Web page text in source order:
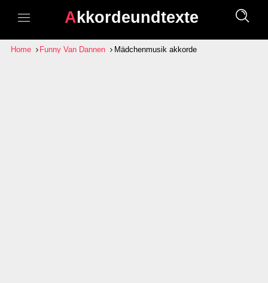
Akkordeundtexte
Home Funny Van Dannen Mädchenmusik akkorde